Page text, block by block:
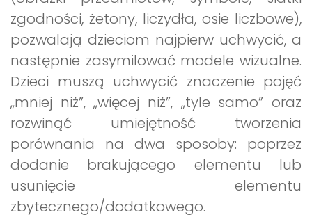
zgodności, żetony, liczydła, osie liczbowe),
pozwalają dzieciom najpierw uchwycić, a
następnie zasymilować modele wizualne.
Dzieci muszą uchwycić znaczenie pojęć
„mniej niż”, „więcej niż”, „tyle samo” oraz
rozwinąć umiejętność tworzenia
porównania na dwa sposoby: poprzez
dodanie brakującego elementu lub
usunięcie elementu
zbytecznego/dodatkowego.